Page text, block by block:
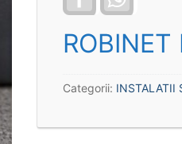
ROBINET
Categorii: INSTALATII